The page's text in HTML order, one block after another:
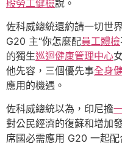
般勞工健檢說。
佐科威總統還約請一切世
G20 主“你怎麼配員工體檢
的獨生巡迴健康管理中心
他先容，三個優先事全身
應用的機遇。
佐科威總統以為，印尼擔
對公民經濟的復蘇和增加
席國必需應用 G20 一起